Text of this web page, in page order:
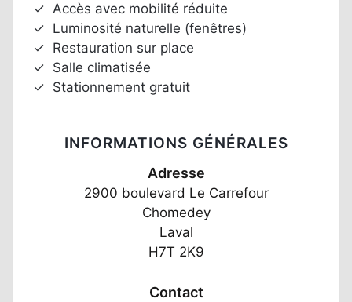
✓ Accès avec mobilité réduite
✓ Luminosité naturelle (fenêtres)
✓ Restauration sur place
✓ Salle climatisée
✓ Stationnement gratuit
INFORMATIONS GÉNÉRALES
Adresse
2900 boulevard Le Carrefour
Chomedey
Laval
H7T 2K9
Contact